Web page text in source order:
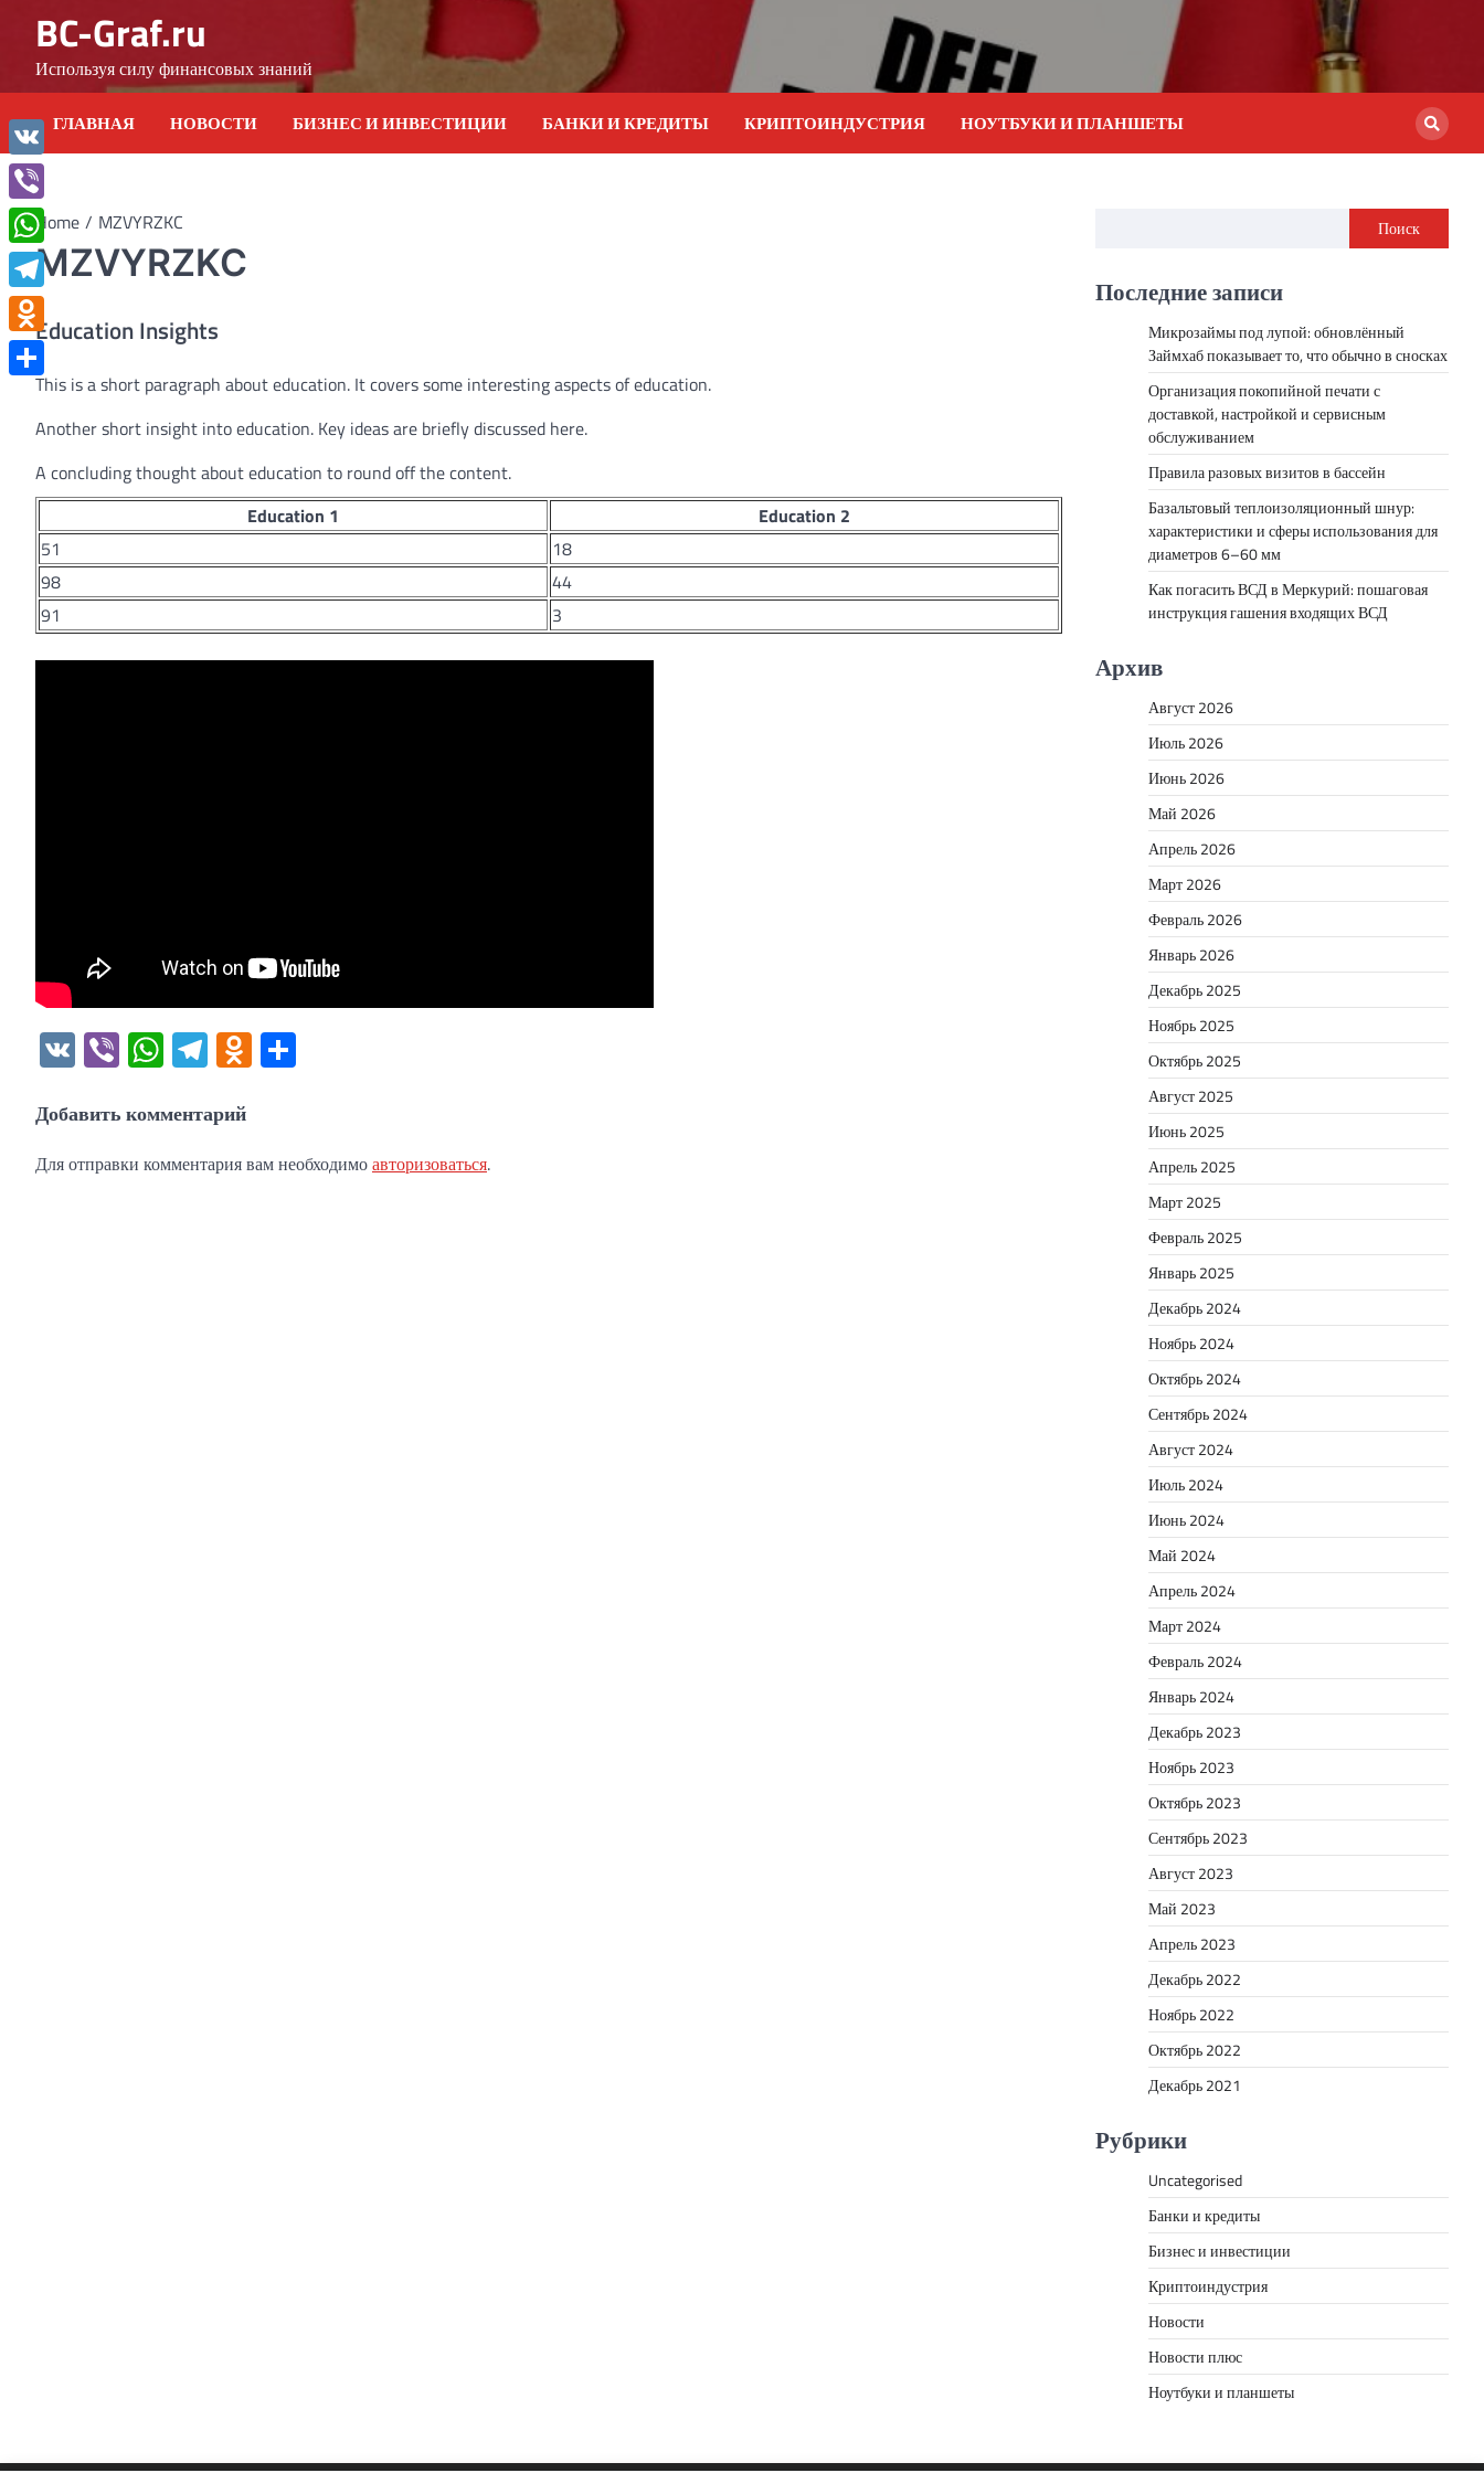
content
BC-Graf.ru
Используя силу финансовых знаний
ГЛАВНАЯ НОВОСТИ БИЗНЕС И ИНВЕСТИЦИИ БАНКИ И КРЕДИТЫ КРИПТОИНДУСТРИЯ НОУТБУКИ И ПЛАНШЕТЫ
Home MZVYRZKC
MZVYRZKC
Education Insights
This is a short paragraph about education. It covers some interesting aspects of education.
Another short insight into education. Key ideas are briefly discussed here.
A concluding thought about education to round off the content.
Education 1
Education 2
51
18
98
44
91
3
VK ViberWhatsApp
Telegram
Odnoklassniki
Добавить комментарий
Для отправки комментария вам необходимоавторизоваться.
Поиск
Последние записи
Микрозаймы под лупой: обновлённый
Займхаб показывает то, что обычно в сносках
Организация покопийной печати с
доставкой, настройкой и сервисным
обслуживанием
Правила разовых визитов в бассейн
Базальтовый теплоизоляционный шнур:
характеристики и сферы использования для
диаметров 6–60 мм
Как погасить ВСД в Меркурий: пошаговая
инструкция гашения входящих ВСД
Архив
Август 2026
Июль 2026
Июнь 2026
Май 2026
Апрель 2026
Март 2026
Февраль 2026
Январь 2026
Декабрь 2025
Ноябрь 2025
Октябрь 2025
Август 2025
Июнь 2025
Апрель 2025
Март 2025
Февраль 2025
Январь 2025
Декабрь 2024
Ноябрь 2024
Октябрь 2024
Сентябрь 2024
Август 2024
Июль 2024
Июнь 2024
Май 2024
Апрель 2024
Март 2024
Февраль 2024
Январь 2024
Декабрь 2023
Ноябрь 2023
Октябрь 2023
Сентябрь 2023
Август 2023
Май 2023
Апрель 2023
Декабрь 2022
Ноябрь 2022
Октябрь 2022
Декабрь 2021
Рубрики
Uncategorised
Банки и кредиты
Бизнес и инвестиции
Криптоиндустрия
Новости
Новости плюс
Ноутбуки и планшеты
VK
Viber
WhatsApp
Telegram
Odnoklassniki
Отправить